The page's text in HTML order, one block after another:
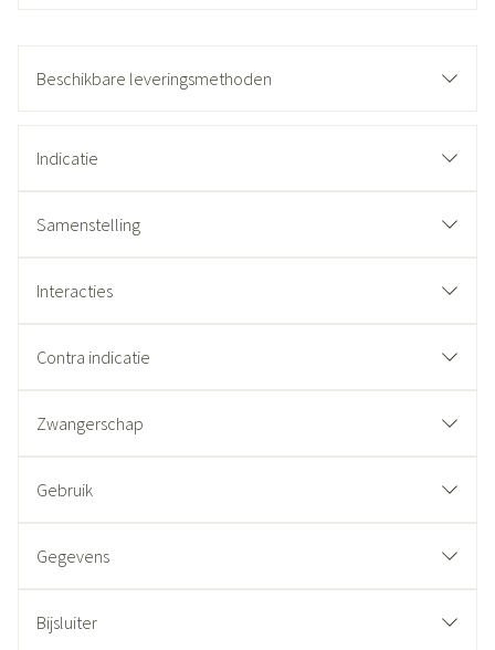
Beschikbare leveringsmethoden
Indicatie
Samenstelling
Interacties
Contra indicatie
Zwangerschap
Gebruik
Gegevens
Bijsluiter